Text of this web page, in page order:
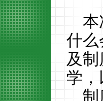
本
什么
及制
学，
制